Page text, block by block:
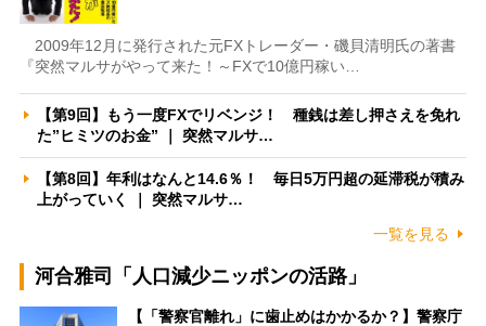
2009年12月に発行された元FXトレーダー・磯貝清明氏の著書
『突然マルサがやって来た！～FXで10億円稼い…
【第9回】もう一度FXでリベンジ！ 種銭は差し押さえを免れ
た”ヒミツのお金” ｜ 突然マルサ…
【第8回】年利はなんと14.6％！ 毎日5万円超の延滞税が積み
上がっていく ｜ 突然マルサ…
一覧を見る
河合雅司「人口減少ニッポンの活路」
【「警察官離れ」に歯止めはかかるか？】警察庁